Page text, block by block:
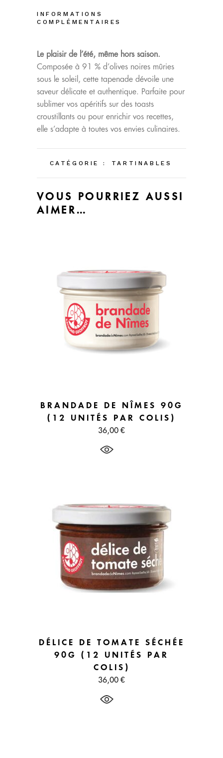
quantité(s)
INFORMATIONS
COMPLÉMENTAIRES
Le plaisir de l’été, même hors saison.
Composée à 91 % d’olives noires mûries
sous le soleil, cette tapenade dévoile une
saveur délicate et authentique. Parfaite pour
sublimer vos apéritifs sur des toasts
croustillants ou pour enrichir vos recettes,
elle s’adapte à toutes vos envies culinaires.
CATÉGORIE : TARTINABLES
VOUS POURRIEZ AUSSI
AIMER…
BRANDADE DE NÎMES 90G
(12 UNITÉS PAR COLIS)
36,00 €
DÉLICE DE TOMATE SÉCHÉE
90G (12 UNITÉS PAR
COLIS)
36,00 €